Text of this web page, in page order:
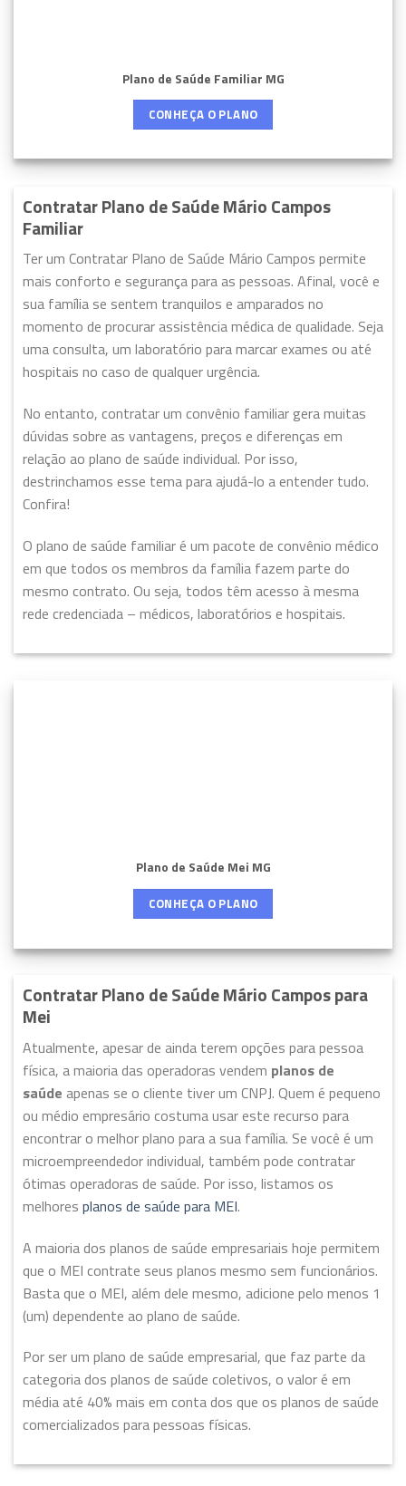
Plano de Saúde Familiar MG
CONHEÇA O PLANO
Contratar Plano de Saúde Mário Campos
Familiar
Ter um Contratar Plano de Saúde Mário Campos permite
mais conforto e segurança para as pessoas. Afinal, você e
sua família se sentem tranquilos e amparados no
momento de procurar assistência médica de qualidade. Seja
uma consulta, um laboratório para marcar exames ou até
hospitais no caso de qualquer urgência.
No entanto, contratar um convênio familiar gera muitas
dúvidas sobre as vantagens, preços e diferenças em
relação ao plano de saúde individual. Por isso,
destrinchamos esse tema para ajudá-lo a entender tudo.
Confira!
O plano de saúde familiar é um pacote de convênio médico
em que todos os membros da família fazem parte do
mesmo contrato. Ou seja, todos têm acesso à mesma
rede credenciada – médicos, laboratórios e hospitais.
Plano de Saúde Mei MG
CONHEÇA O PLANO
Contratar Plano de Saúde Mário Campos para
Mei
Atualmente, apesar de ainda terem opções para pessoa
física, a maioria das operadoras vendem planos de
saúde apenas se o cliente tiver um CNPJ. Quem é pequeno
ou médio empresário costuma usar este recurso para
encontrar o melhor plano para a sua família. Se você é um
microempreendedor individual, também pode contratar
ótimas operadoras de saúde. Por isso, listamos os
melhores planos de saúde para MEI.
A maioria dos planos de saúde empresariais hoje permitem
que o MEI contrate seus planos mesmo sem funcionários.
Basta que o MEI, além dele mesmo, adicione pelo menos 1
(um) dependente ao plano de saúde.
Por ser um plano de saúde empresarial, que faz parte da
categoria dos planos de saúde coletivos, o valor é em
média até 40% mais em conta dos que os planos de saúde
comercializados para pessoas físicas.